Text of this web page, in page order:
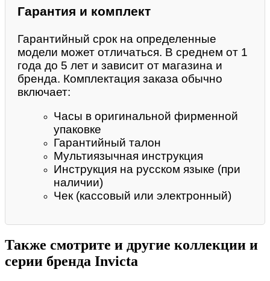
Гарантия и комплект
Гарантийный срок на определенные
модели может отличаться. В среднем от 1
года до 5 лет и зависит от магазина и
бренда. Комплектация заказа обычно
включает:
Часы в оригинальной фирменной
упаковке
Гарантийный талон
Мультиязычная инструкция
Инструкция на русском языке (при
наличии)
Чек (кассовый или электронный)
Также смотрите и другие коллекции и
серии бренда Invicta